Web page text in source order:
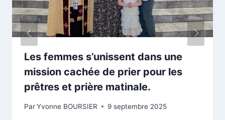
Les femmes s’unissent dans une
mission cachée de prier pour les
prêtres et prière matinale.
ParYvonne BOURSIER 9 septembre 2025